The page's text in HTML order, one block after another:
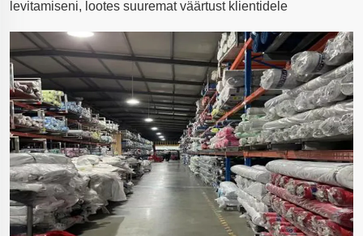
levitamiseni, lootes suuremat väärtust klientidele